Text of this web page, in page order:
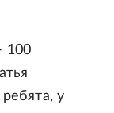
100
у